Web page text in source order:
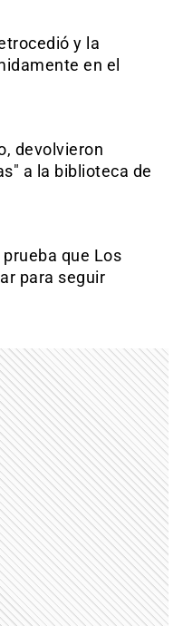
y la
en el
devolvieron
a la biblioteca de
que Los
para seguir